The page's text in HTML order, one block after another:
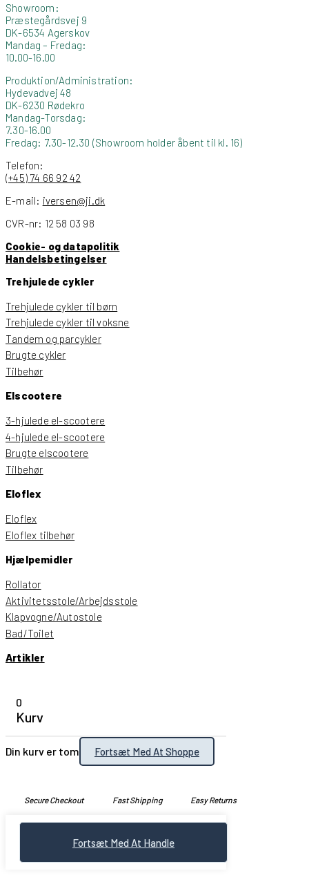
Showroom:
Præstegårdsvej 9
DK-6534 Agerskov
Mandag – Fredag:
10.00-16.00
Produktion/Administration:
Hydevadvej 48
DK-6230 Rødekro
Mandag-Torsdag:
7.30-16.00
Fredag: 7.30-12.30 (Showroom holder åbent til kl. 16)
Telefon:
(+45) 74 66 92 42
E-mail: iversen@ji.dk
CVR-nr: 12 58 03 98
Cookie- og datapolitik
Handelsbetingelser
Trehjulede cykler
Trehjulede cykler til børn
Trehjulede cykler til voksne
Tandem og parcykler
Brugte cykler
Tilbehør
Elscootere
3-hjulede el-scootere
4-hjulede el-scootere
Brugte elscootere
Tilbehør
Eloflex
Eloflex
Eloflex tilbehør
Hjælpemidler
Rollator
Aktivitetsstole/Arbejdsstole
Klapvogne/Autostole
Bad/Toilet
Artikler
0
Kurv
Din kurv er tom Fortsæt Med At Shoppe
Secure Checkout Fast Shipping Easy Returns
Fortsæt Med At Handle